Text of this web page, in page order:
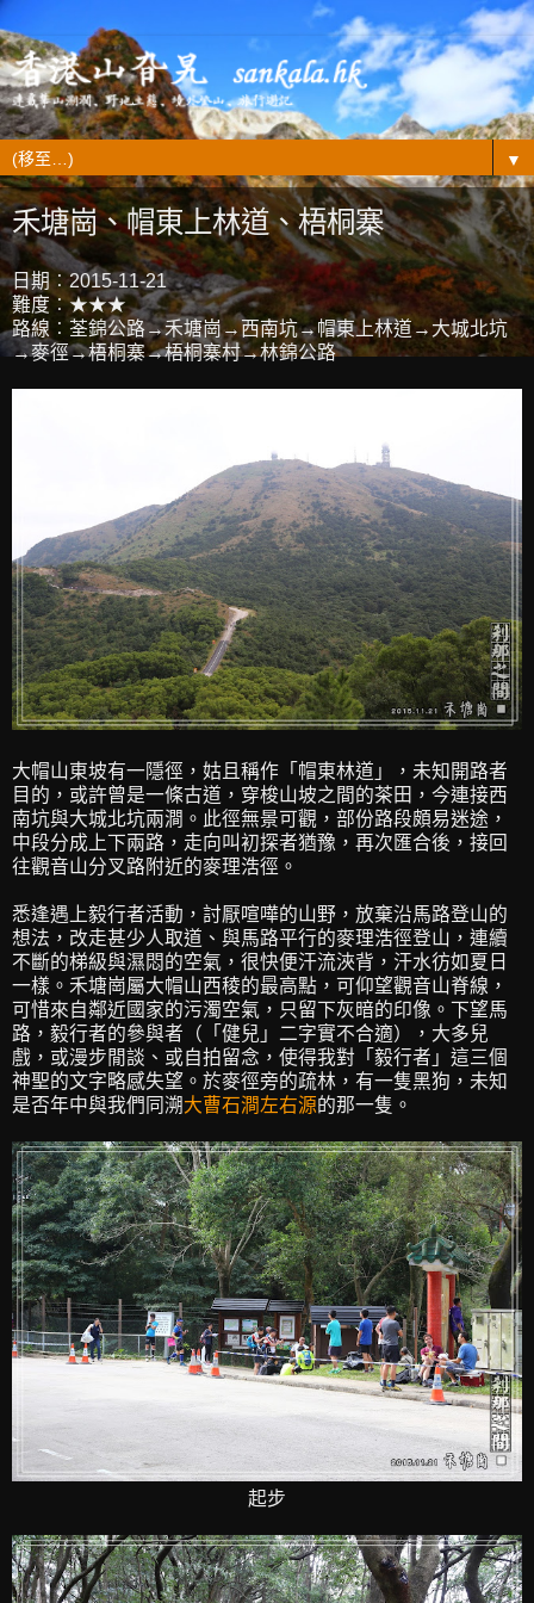
▼
禾塘崗、帽東上林道、梧桐寨
日期︰2015-11-21
難度︰★★★
路線︰荃錦公路→禾塘崗→西南坑→帽東上林道→大城北坑
→麥徑→梧桐寨→梧桐寨村→林錦公路
大帽山東坡有一隱徑，姑且稱作「帽東林道」，未知開路者
目的，或許曾是一條古道，穿梭山坡之間的茶田，今連接西
南坑與大城北坑兩澗。此徑無景可觀，部份路段頗易迷途，
中段分成上下兩路，走向叫初探者猶豫，再次匯合後，接回
往觀音山分叉路附近的麥理浩徑。
悉逢遇上毅行者活動，討厭喧嘩的山野，放棄沿馬路登山的
想法，改走甚少人取道、與馬路平行的麥理浩徑登山，連續
不斷的梯級與濕悶的空氣，很快便汗流浹背，汗水彷如夏日
一樣。禾塘崗屬大帽山西稜的最高點，可仰望觀音山脊線，
可惜來自鄰近國家的污濁空氣，只留下灰暗的印像。下望馬
路，毅行者的參與者（「健兒」二字實不合適），大多兒
戲，或漫步閒談、或自拍留念，使得我對「毅行者」這三個
神聖的文字略感失望。於麥徑旁的疏林，有一隻黑狗，未知
是否年中與我們同溯大曹石澗左右源的那一隻。
起步